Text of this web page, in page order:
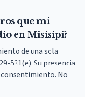
que mi
en Misisipi?
de una sola
531(e). Su presencia
No